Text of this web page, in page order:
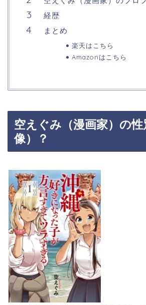
経歴
まとめ
楽天はこちら
Amazonはこちら
空えぐみ（漫画家）の
像）？